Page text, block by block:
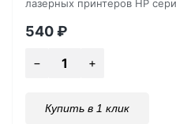
лазерных принтеров HP
540₽
Купить в 1 клик